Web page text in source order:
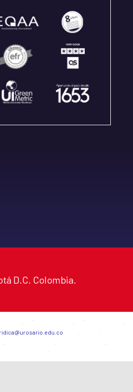
D.C. Colombia.